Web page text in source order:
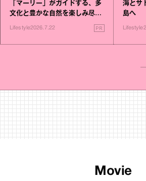
「マーリー」がガイドする、多
文化と豊かな自然を楽しみ尽く
Lifestyle2026.7.22 PR
海とサ
島へ
Lifestyle
Movie